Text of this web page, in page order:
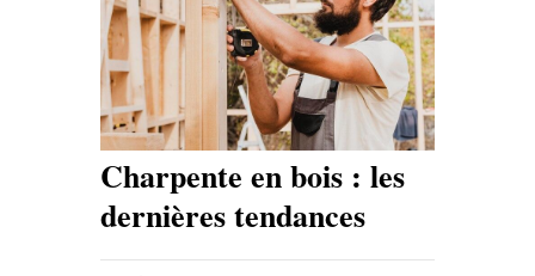
Charpente en bois : les
dernières tendances